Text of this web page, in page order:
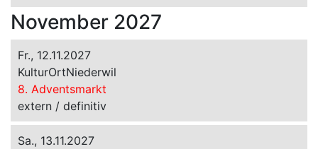
November 2027
Fr., 12.11.2027
KulturOrtNiederwil
8. Adventsmarkt
extern / definitiv
Sa., 13.11.2027